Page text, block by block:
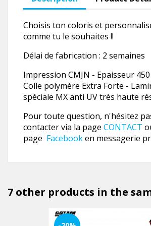
Choisis ton coloris et
comme tu le souhaites !!
Délai de fabrication : 2 semaines
Impression CMJN - Epaisseur
Colle polymère Extra Forte -
spéciale MX anti UV très haute
Pour toute question, n'hésitez
contacter via la page CONTACT
page Facebooken messagerie
7 other products in the